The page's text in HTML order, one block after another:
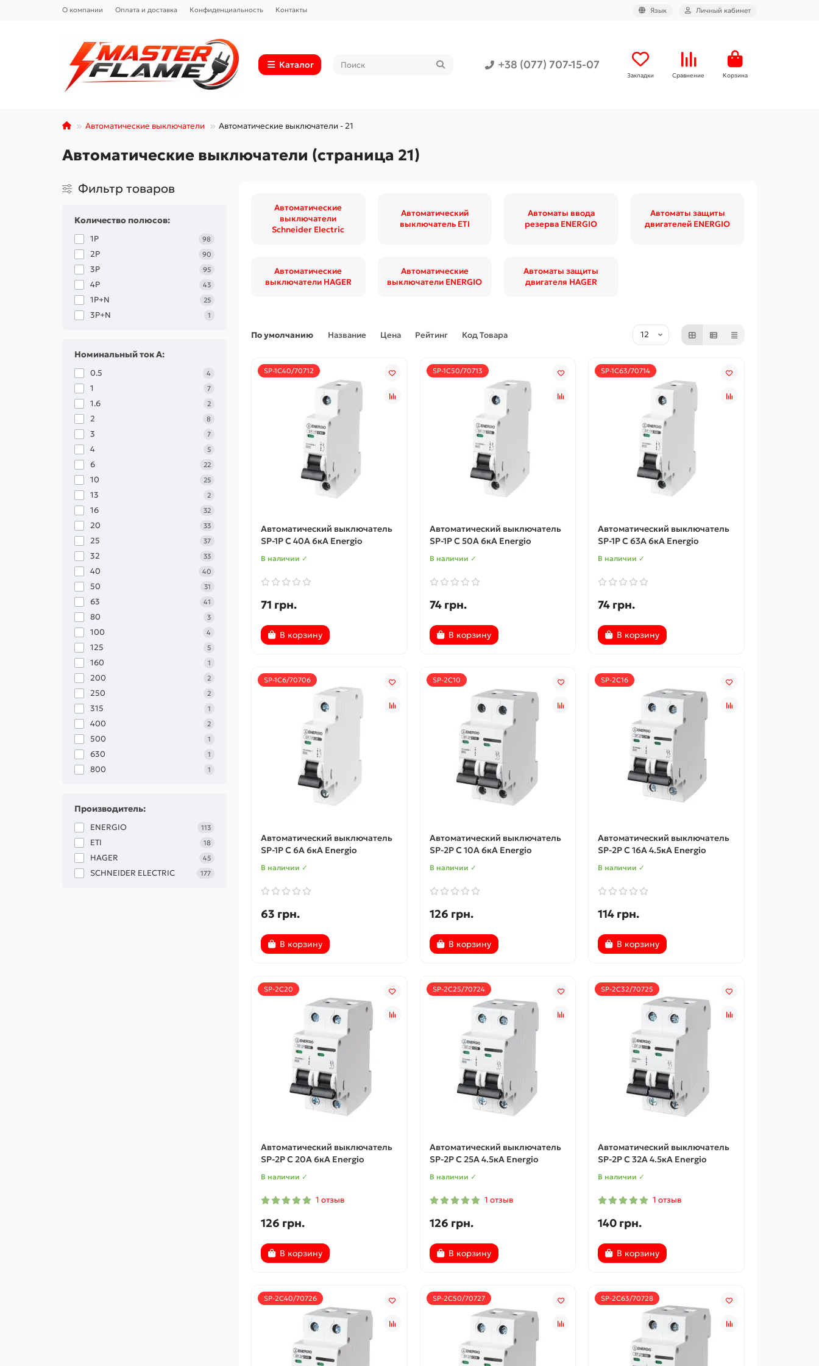
О компании Оплата и доставка Конфиденциальность Контакты Язык Личный кабинет
Каталог +38 (077) 707-15-07
Закладки Сравнение Корзина
Автоматические выключатели Автоматические выключатели - 21
Автоматические выключатели (страница 21)
Фильтр товаров
Количество полюсов:
1Р 98
2Р 90
3Р 95
4Р 43
1P+N 25
3P+N 1
Номинальный ток А:
0.5 4
1 7
1.6 2
2 8
3 7
4 5
6 22
10 25
13 2
16 32
20 33
25 37
32 33
40 40
50 31
63 41
80 3
100 4
125 5
160 1
200 2
250 2
315 1
400 2
500 1
630 1
800 1
Производитель:
ENERGIO 113
ETI 18
HAGER 45
SCHNEIDER ELECTRIC 177
Автоматические
выключатели
Schneider Electric
Автоматический
выключатель ETI
Автоматы ввода
резерва ENERGIO
Автоматы защиты
двигателей ENERGIO
Автоматические
выключатели HAGER
Автоматические
выключатели ENERGIO
Автоматы защиты
двигателя HAGER
По умолчанию Название Цена Рейтинг Код Товара
SP-1C40/70712
Автоматический выключатель
SP-1P C 40А 6кА Energio
В наличии ✓
71 грн.
В корзину
SP-1C50/70713
Автоматический выключатель
SP-1P C 50А 6кА Energio
В наличии ✓
74 грн.
В корзину
SP-1C63/70714
Автоматический выключатель
SP-1P C 63А 6кА Energio
В наличии ✓
74 грн.
В корзину
SP-1C6/70706
Автоматический выключатель
SP-1P C 6А 6кА Energio
В наличии ✓
63 грн.
В корзину
SP-2C10
Автоматический выключатель
SP-2P C 10А 6кА Energio
В наличии ✓
126 грн.
В корзину
SP-2C16
Автоматический выключатель
SP-2P C 16А 4.5кА Energio
В наличии ✓
114 грн.
В корзину
SP-2C20
Автоматический выключатель
SP-2P C 20А 6кА Energio
В наличии ✓
1 отзыв
126 грн.
В корзину
SP-2C25/70724
Автоматический выключатель
SP-2P C 25А 4.5кА Energio
В наличии ✓
1 отзыв
126 грн.
В корзину
SP-2C32/70725
Автоматический выключатель
SP-2P C 32А 4.5кА Energio
В наличии ✓
1 отзыв
140 грн.
В корзину
SP-2C40/70726 SP-2C50/70727 SP-2C63/70728